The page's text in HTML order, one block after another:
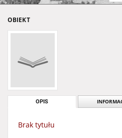
OBIEKT
OPIS
Brak tytułu